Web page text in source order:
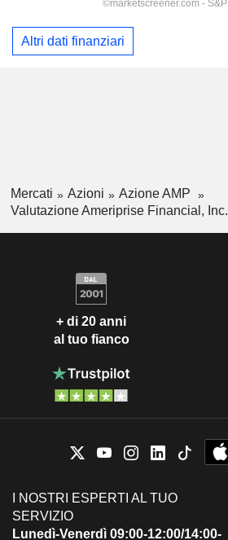
Altri dati finanziari
Mercati Azioni
Azione AMP
Valutazione Ameriprise Financial, Inc.
+ di 20 anni
al tuo fianco
I NOSTRI ESPERTI AL TUO
SERVIZIO
Lunedì-Venerdì 09:00-12:00/14:00-